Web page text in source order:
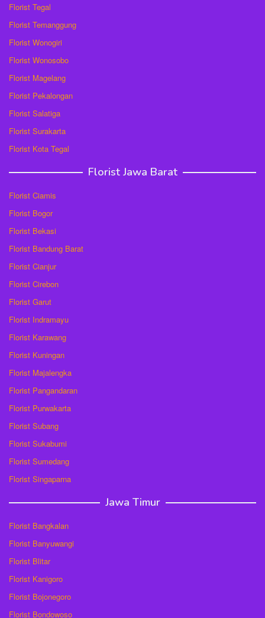
Florist Tegal
Florist Temanggung
Florist Wonogiri
Florist Wonosobo
Florist Magelang
Florist Pekalongan
Florist Salatiga
Florist Surakarta
Florist Kota Tegal
Florist Jawa Barat
Florist Ciamis
Florist Bogor
Florist Bekasi
Florist Bandung Barat
Florist Cianjur
Florist Cirebon
Florist Garut
Florist Indramayu
Florist Karawang
Florist Kuningan
Florist Majalengka
Florist Pangandaran
Florist Purwakarta
Florist Subang
Florist Sukabumi
Florist Sumedang
Florist Singaparna
Jawa Timur
Florist Bangkalan
Florist Banyuwangi
Florist Blitar
Florist Kanigoro
Florist Bojonegoro
Florist Bondowoso